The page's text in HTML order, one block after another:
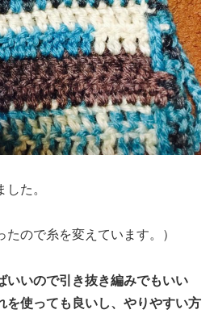
た。
たので糸を変えています。）
いいので引き抜き編みでもいい
を使っても良いし、やりやすい方